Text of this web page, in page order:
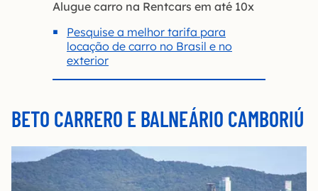
Alugue carro na Rentcars em até 10x
Pesquise a melhor tarifa para
locação de carro no Brasil e no
exterior
BETO CARRERO E BALNEÁRIO CAMBORIÚ